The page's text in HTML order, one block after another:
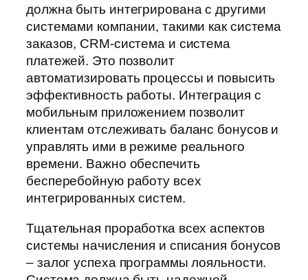
должна быть интегрирована с другими
системами компании, такими как система
заказов, CRM-система и система
платежей. Это позволит
автоматизировать процессы и повысить
эффективность работы. Интеграция с
мобильным приложением позволит
клиентам отслеживать баланс бонусов и
управлять ими в режиме реального
времени. Важно обеспечить
бесперебойную работу всех
интегрированных систем.
Тщательная проработка всех аспектов
системы начисления и списания бонусов
– залог успеха программы лояльности.